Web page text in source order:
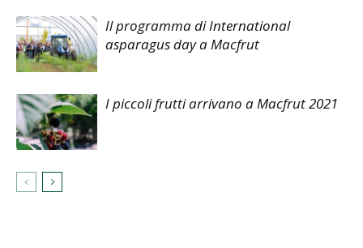
Il programma di International
asparagus day a Macfrut
I piccoli frutti arrivano a Macfrut 2021